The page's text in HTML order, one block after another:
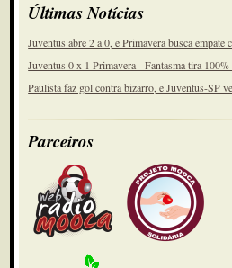
Últimas Notícias
Juventus abre 2 a 0, e Primavera busca empate
Juventus 0 x 1 Primavera - Fantasma tira
Paulista faz gol contra bizarro, e Juventus-SP
Parceiros